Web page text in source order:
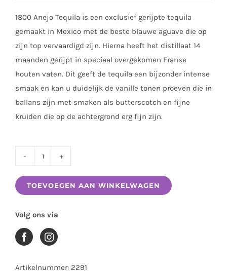
1800 Anejo Tequila is een exclusief gerijpte tequila
gemaakt in Mexico met de beste blauwe aguave die op
zijn top vervaardigd zijn. Hierna heeft het distillaat 14
maanden gerijpt in speciaal overgekomen Franse
houten vaten. Dit geeft de tequila een bijzonder intense
smaak en kan u duidelijk de vanille tonen proeven die in
ballans zijn met smaken als butterscotch en fijne
kruiden die op de achtergrond erg fijn zijn.
ANEJO
0.70
aantal
TOEVOEGEN AAN WINKELWAGEN
Volg ons via
Artikelnummer: 2291